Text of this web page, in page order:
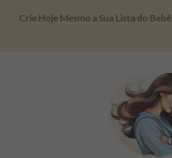
Crie Hoje Mesmo a Sua Lista do Bebê